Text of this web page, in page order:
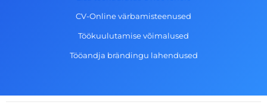
CV-Online värbamisteenused
Töökuulutamise võimalused
Tööandja brändingu lahendused